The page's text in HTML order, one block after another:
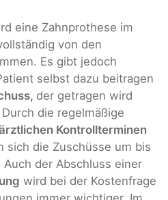
eine Zahnprothese im
von den
Es gibt jedoch
selbst dazu beitragen
der getragen wird
die regelmäßige
Kontrollterminen
sich die Zuschüsse um bis
Auch der Abschluss einer
wird bei der Kostenfrage